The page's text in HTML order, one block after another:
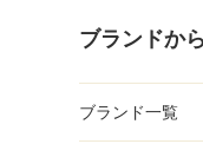
ブランドか
ブランド一覧